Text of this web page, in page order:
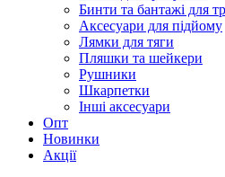
Бинти та бантажі для
Аксесуари для підйому
Лямки для тяги
Пляшки та шейкери
Рушники
Шкарпетки
Інші аксесуари
Опт
Новинки
Акції